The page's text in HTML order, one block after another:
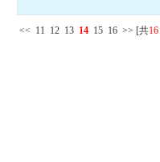
<< 11 12 13 14 15 16 >> [共16